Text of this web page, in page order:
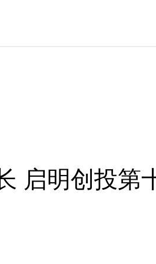
启明创投第